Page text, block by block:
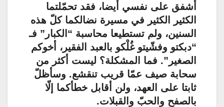
أشفق على نفسي أيضا، فقد تحمّلتما
الكثير الكثير في مسيرة نضالكما كلّ هذه
السنين، ولم تستطيعا محاسبة “الكبار” فـ
“دبكتو وفشّيتو غُلْكو بالعبد الفقير، أخوكم
الصغير”. فما المشكلة؟ ليست أكثر من
سحابة صيف عمّا قريب تنقشع. وسأظلّ
ثابتا على العهد، ولن أقابل خطأكما إلّا
بالصفح والحبّ والقبلات.